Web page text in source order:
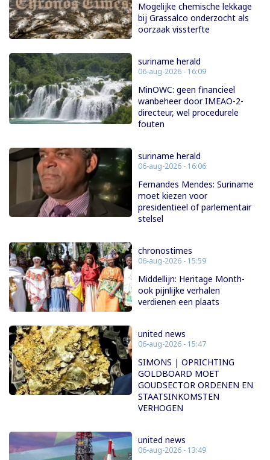
Mogelijke chemische lekkage
bij Grassalco onderzocht als
oorzaak vissterfte
suriname herald
06-aug-2026 - 16:09
MinOWC: geen financieel
wanbeheer door IMEAO-2-
directeur, wel procedurele
fouten
suriname herald
06-aug-2026 - 16:06
Fernandes Mendes: Suriname
moet kiezen voor
presidentieel of parlementair
stelsel
chronostimes
06-aug-2026 - 15:59
Middellijn: Heritage Month-
ook pijnlijke verhalen
verdienen een plaats
united news
06-aug-2026 - 15:47
SIMONS | OPRICHTING
GOLDBOARD MOET
GOUDSECTOR ORDENEN EN
STAATSINKOMSTEN
VERHOGEN
united news
06-aug-2026 - 13:49